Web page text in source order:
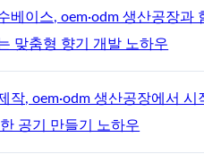
베이스, oem·odm 생산공장과
맞춤형 향기 개발 노하우
작, oem·odm 생산공장에서 시
공기 만들기 노하우